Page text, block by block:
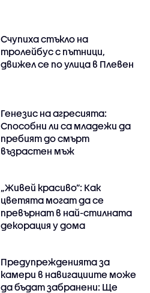
Счупиха стъкло на
тролейбус с пътници,
движел се по улица в Плевен
Генезис на агресията:
Способни ли са младежи да
пребият до смърт
възрастен мъж
„Живей красиво”: Как
цветята могат да се
превърнат в най-стилната
декорация у дома
Предупрежденията за
камери в навигациите може
да бъдат забранени: Ще